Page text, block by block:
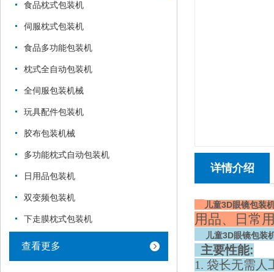
食品枕式包装机
伺服枕式包装机
食品多功能包装机
枕式全自动包装机
全伺服包装机械
玩具配件包装机
胶布包装机械
多功能枕式自动包装机
日用品包装机
双变频包装机
下走膜枕式包装机
查看更多
详情介绍
儿童3D眼镜包装
用品、日常
儿童3D眼镜包装
主要性能:
1. 袋长无需人